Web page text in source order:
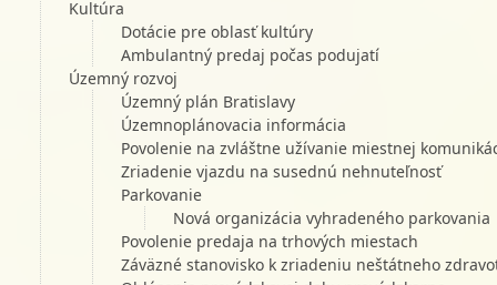
Kultúra
Dotácie pre oblasť kultúry
Ambulantný predaj počas podujatí
Územný rozvoj
Územný plán Bratislavy
Územnoplánovacia informácia
Povolenie na zvláštne užívanie miestnej
Zriadenie vjazdu na susednú nehnuteľnosť
Parkovanie
Nová organizácia vyhradeného parkovania
Povolenie predaja na trhových miestach
Záväzné stanovisko k zriadeniu neštátneho